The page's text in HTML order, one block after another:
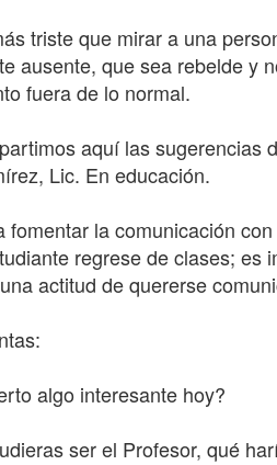
triste que mirar a una
ausente, que sea rebelde y
fuera de lo normal.
aquí las sugerencias
Lic. En educación.
fomentar la comunicación
regrese de clases; es
actitud de quererse
algo interesante hoy?
ser el Profesor, qué